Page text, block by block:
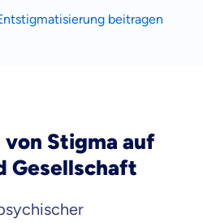
beitragen
Stigma auf
Gesellschaft